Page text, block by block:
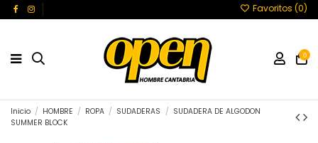
Favoritos (0)
0
Inicio HOMBRE ROPA SUDADERAS
SUDADERA DE ALGODON
SUMMER BLOCK